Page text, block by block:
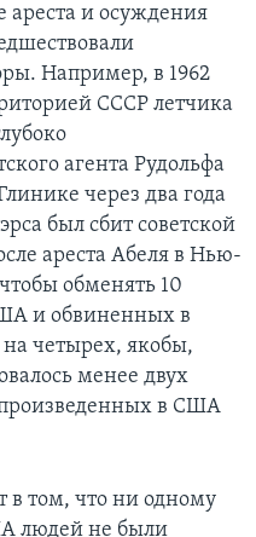
ареста и осуждения
Например, в 1962
СССР летчика
агента Рудольфа
через два года
был сбит советской
ареста Абеля в Нью-
обменять 10
и обвиненных в
четырех, якобы,
менее двух
произведенных в США
том, что ни одному
людей не были